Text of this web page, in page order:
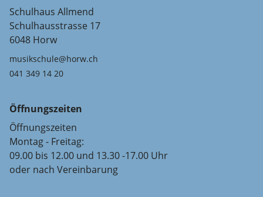
Schulhaus Allmend
Schulhausstrasse 17
6048 Horw
musikschule@horw.ch
041 349 14 20
Öffnungszeiten
Öffnungszeiten
Montag - Freitag:
09.00 bis 12.00 und 13.30 -17.00 Uhr
oder nach Vereinbarung